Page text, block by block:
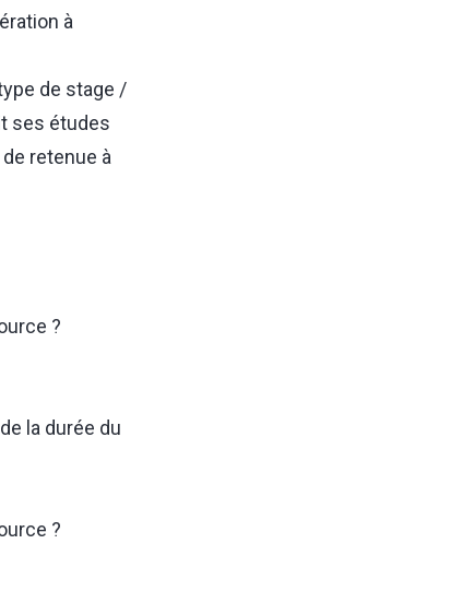
à
de stage /
ses études
retenue à
?
la durée du
?